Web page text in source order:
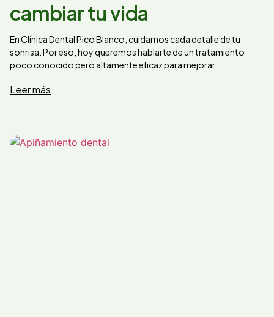
cambiar tu vida
En Clínica Dental Pico Blanco, cuidamos cada detalle de tu
sonrisa. Por eso, hoy queremos hablarte de un tratamiento
poco conocido pero altamente eficaz para mejorar
Leer más